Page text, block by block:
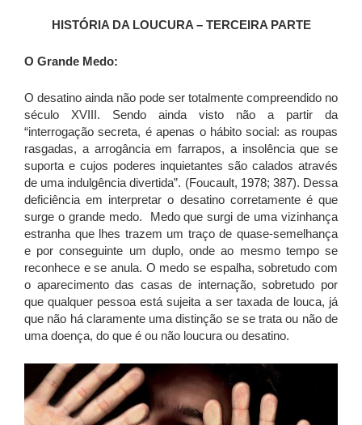
HISTÓRIA DA LOUCURA – TERCEIRA PARTE
O Grande Medo:
O desatino ainda não pode ser totalmente compreendido no
século XVIII. Sendo ainda visto não a partir da
“interrogação secreta, é apenas o hábito social: as roupas
rasgadas, a arrogância em farrapos, a insolência que se
suporta e cujos poderes inquietantes são calados através
de uma indulgência divertida”. (Foucault, 1978; 387). Dessa
deficiência em interpretar o desatino corretamente é que
surge o grande medo. Medo que surgi de uma vizinhança
estranha que lhes trazem um traço de quase-semelhança
e por conseguinte um duplo, onde ao mesmo tempo se
reconhece e se anula. O medo se espalha, sobretudo com
o aparecimento das casas de internação, sobretudo por
que qualquer pessoa está sujeita a ser taxada de louca, já
que não há claramente uma distinção se se trata ou não de
uma doença, do que é ou não loucura ou desatino.